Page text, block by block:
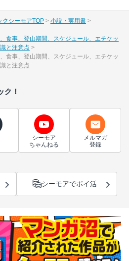
クシーモアTOP
小説・実用書
食事、登山期間、スケジュール、エチケッ
と注意点
食事、登山期間、スケジュール、エチケッ
と注意点
ク！
シーモア
ちゃんねる
メルマガ
登録
シーモアでポイ活